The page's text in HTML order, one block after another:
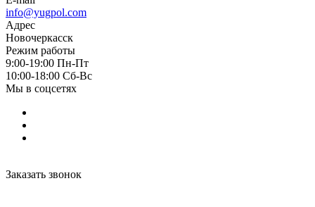
info@yugpol.com
Адрес
Новочеркаcск
Режим работы
9:00-19:00 Пн-Пт
10:00-18:00 Cб-Вс
Мы в соцсетях
Заказать звонок